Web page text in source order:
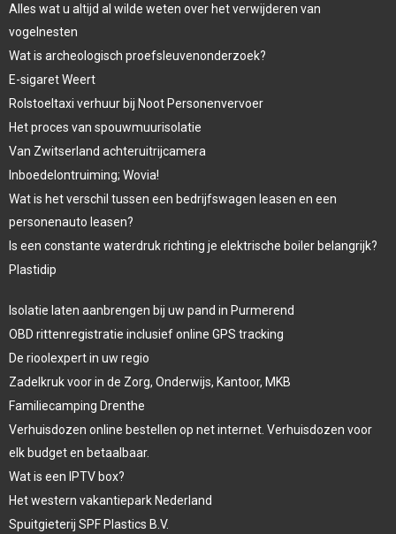
Alles wat u altijd al wilde weten over het verwijderen van
vogelnesten
Wat is archeologisch proefsleuvenonderzoek?
E-sigaret Weert
Rolstoeltaxi verhuur bij Noot Personenvervoer
Het proces van spouwmuurisolatie
Van Zwitserland achteruitrijcamera
Inboedelontruiming; Wovia!
Wat is het verschil tussen een bedrijfswagen leasen en een
personenauto leasen?
Is een constante waterdruk richting je elektrische boiler belangrijk?
Plastidip
Isolatie laten aanbrengen bij uw pand in Purmerend
OBD rittenregistratie inclusief online GPS tracking
De rioolexpert in uw regio
Zadelkruk voor in de Zorg, Onderwijs, Kantoor, MKB
Familiecamping Drenthe
Verhuisdozen online bestellen op net internet. Verhuisdozen voor
elk budget en betaalbaar.
Wat is een IPTV box?
Het western vakantiepark Nederland
Spuitgieterij SPF Plastics B.V.